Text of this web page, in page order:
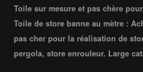
Toile sur mesure et pas chère
Toile de store banne au mètre :
pas cher pour la réalisation de
pergola, store enrouleur. Large